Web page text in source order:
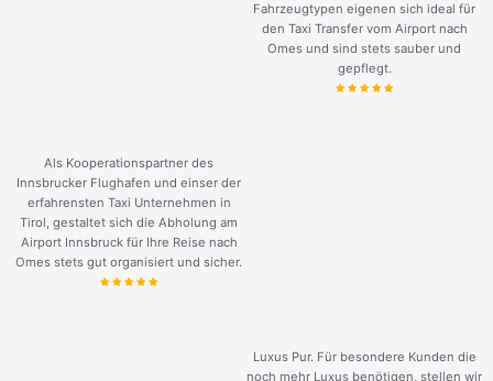
Fahrzeugtypen eigenen sich ideal für
den Taxi Transfer vom Airport nach
Omes und sind stets sauber und
gepflegt.
Als Kooperationspartner des
Innsbrucker Flughafen und einser der
erfahrensten Taxi Unternehmen in
Tirol, gestaltet sich die Abholung am
Airport Innsbruck für Ihre Reise nach
Omes stets gut organisiert und sicher.
Luxus Pur. Für besondere Kunden die
noch mehr Luxus benötigen, stellen wir